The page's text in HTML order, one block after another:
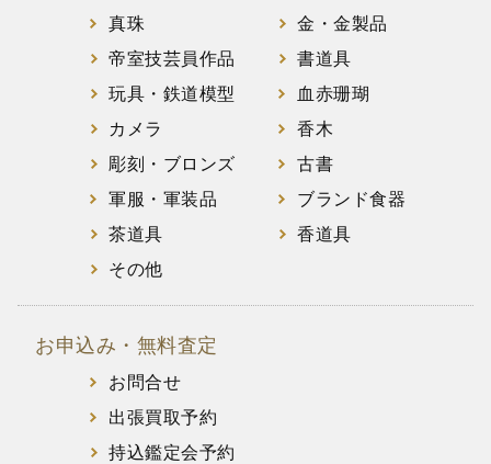
真珠
金・金製品
帝室技芸員作品
書道具
玩具・鉄道模型
血赤珊瑚
カメラ
香木
彫刻・ブロンズ
古書
軍服・軍装品
ブランド食器
茶道具
香道具
その他
お申込み・無料査定
お問合せ
出張買取予約
持込鑑定会予約